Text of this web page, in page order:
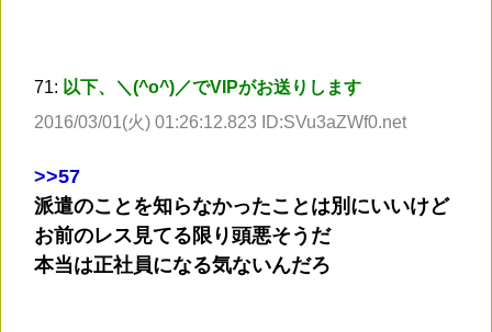
71: 以下、＼(^o^)／でVIPがお送りします
2016/03/01(火) 01:26:12.823 ID:SVu3aZWf0.net
>>57
派遣のことを知らなかったことは別にいいけど
お前のレス見てる限り頭悪そうだ
本当は正社員になる気ないんだろ